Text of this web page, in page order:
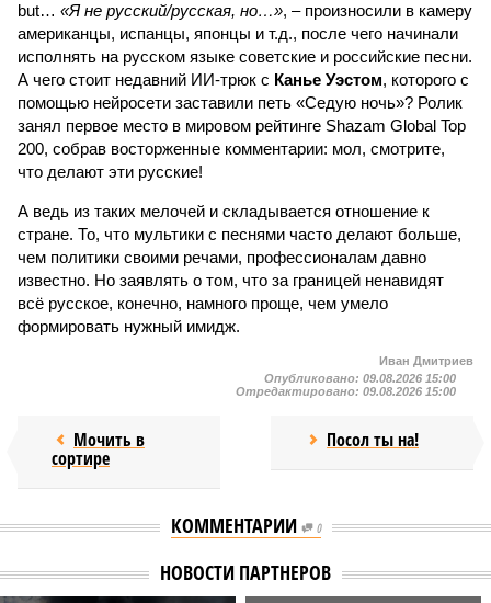
but… «Я не русский/русская, но…», – произносили в камеру
американцы, испанцы, японцы и т.д., после чего начинали
исполнять на русском языке советские и российские песни.
А чего стоит недавний ИИ-трюк с Канье Уэстом, которого с
помощью нейросети заставили петь «Седую ночь»? Ролик
занял первое место в мировом рейтинге Shazam Global Top
200, собрав восторженные комментарии: мол, смотрите,
что делают эти русские!
А ведь из таких мелочей и складывается отношение к
стране. То, что мультики с песнями часто делают больше,
чем политики своими речами, профессионалам давно
известно. Но заявлять о том, что за границей ненавидят
всё русское, конечно, намного проще, чем умело
формировать нужный имидж.
Иван Дмитриев
Опубликовано: 09.08.2026 15:00
Отредактировано: 09.08.2026 15:00
Мочить в
сортире
Посол ты на!
КОММЕНТАРИИ 0
НОВОСТИ ПАРТНЕРОВ